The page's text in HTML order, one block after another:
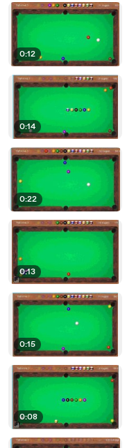
0:12
0:14
0:22
0:13
0:15
0:08